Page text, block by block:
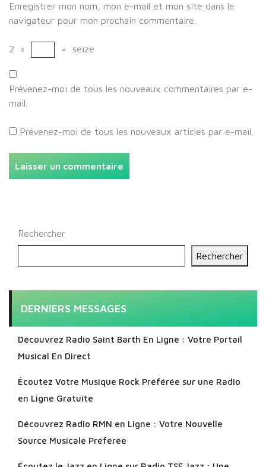
Enregistrer mon nom, mon e-mail et mon site dans le
navigateur pour mon prochain commentaire.
2 × = seize
Prévenez-moi de tous les nouveaux commentaires par e-
mail.
Prévenez-moi de tous les nouveaux articles par e-mail.
Rechercher
Rechercher
DERNIERS MESSAGES
Découvrez Radio Saint Barth En Ligne : Votre Portail
Musical En Direct
Écoutez Votre Musique Rock Préférée sur une Radio
en Ligne Gratuite
Découvrez Radio RMN en Ligne : Votre Nouvelle
Source Musicale Préférée